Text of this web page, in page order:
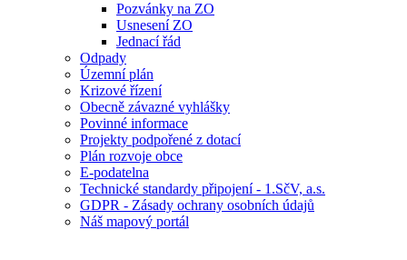
Pozvánky na ZO
Usnesení ZO
Jednací řád
Odpady
Územní plán
Krizové řízení
Obecně závazné vyhlášky
Povinné informace
Projekty podpořené z dotací
Plán rozvoje obce
E-podatelna
Technické standardy připojení - 1.SčV, a.s.
GDPR - Zásady ochrany osobních údajů
Náš mapový portál